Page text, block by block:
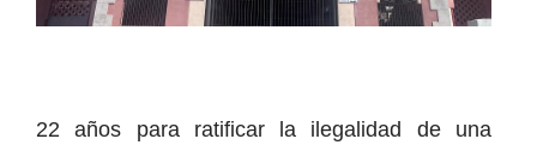
22 años para ratificar la ilegalidad de una